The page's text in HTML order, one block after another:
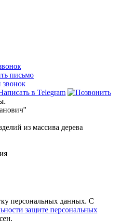
письмо
из массива дерева
персональных данных. С
защите персональных